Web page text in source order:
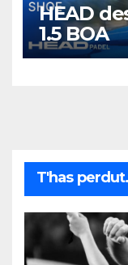
HEAD
1.5 BOA
T'has perdut.